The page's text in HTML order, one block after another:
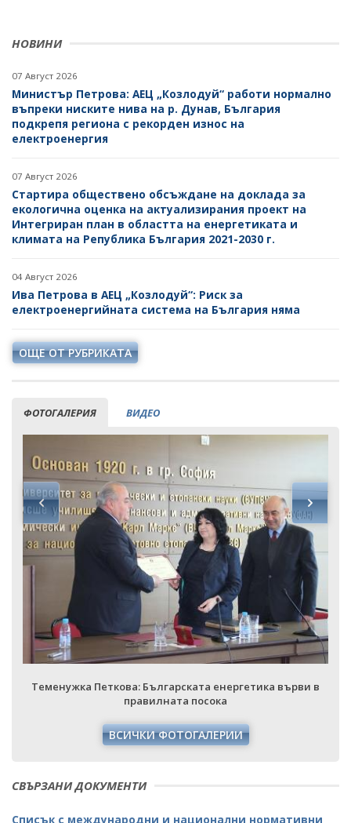
НОВИНИ
07 Август 2026
Министър Петрова: АЕЦ „Козлодуй“ работи нормално
въпреки ниските нива на р. Дунав, България
подкрепя региона с рекорден износ на
електроенергия
07 Август 2026
Стартира обществено обсъждане на доклада за
екологична оценка на актуализирания проект на
Интегриран план в областта на енергетиката и
климата на Република България 2021-2030 г.
04 Август 2026
Ива Петрова в АЕЦ „Козлодуй“: Риск за
електроенергийната система на България няма
ОЩЕ ОТ РУБРИКАТА
ФОТОГАЛЕРИЯ ВИДЕО
Теменужка Петкова: Българската енергетика върви в
правилната посока
ВСИЧКИ ФОТОГАЛЕРИИ
СВЪРЗАНИ ДОКУМЕНТИ
Списък с международни и национални нормативни